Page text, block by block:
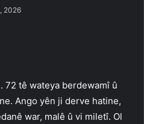
2026
72 tê wateya berdewamî û
Ango yên ji derve hatine,
war, malê û vi miletî. Ol